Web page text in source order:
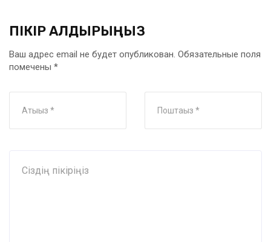
ПІКІР ҚАЛДЫРЫҢЫЗ
Ваш адрес email не будет опубликован. Обязательные поля
помечены *